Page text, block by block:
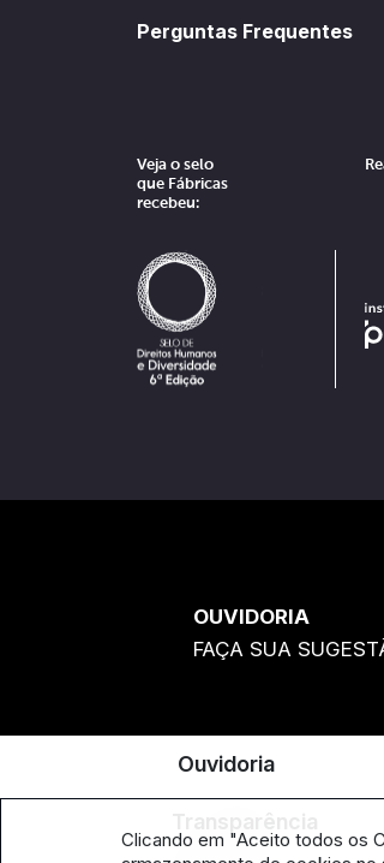
Perguntas Frequentes
Veja o selo
que Fábricas
recebeu:
OUVIDORIA
FAÇA SUA
Ouvidoria
Clicando em "Aceito todos os